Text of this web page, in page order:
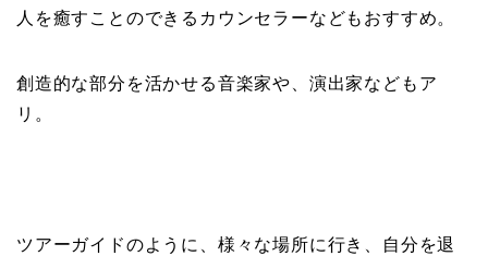
人を癒すことのできるカウンセラーなどもおすすめ。
創造的な部分を活かせる音楽家や、演出家などもア
リ。
ツアーガイドのように、様々な場所に行き、自分を退